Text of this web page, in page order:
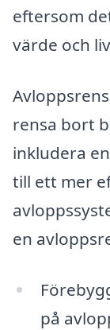
eftersom
värde och
rensa bort
inkludera
till ett mer
en
på